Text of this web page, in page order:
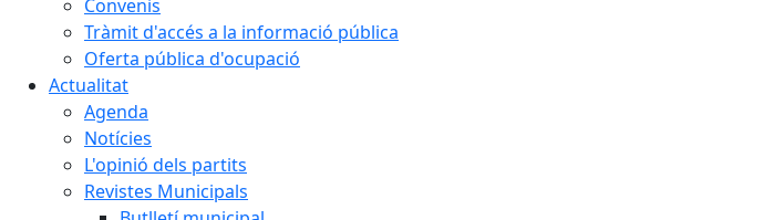
Convenis
Tràmit d'accés a la informació pública
Oferta pública d'ocupació
Actualitat
Agenda
Notícies
L'opinió dels partits
Revistes Municipals